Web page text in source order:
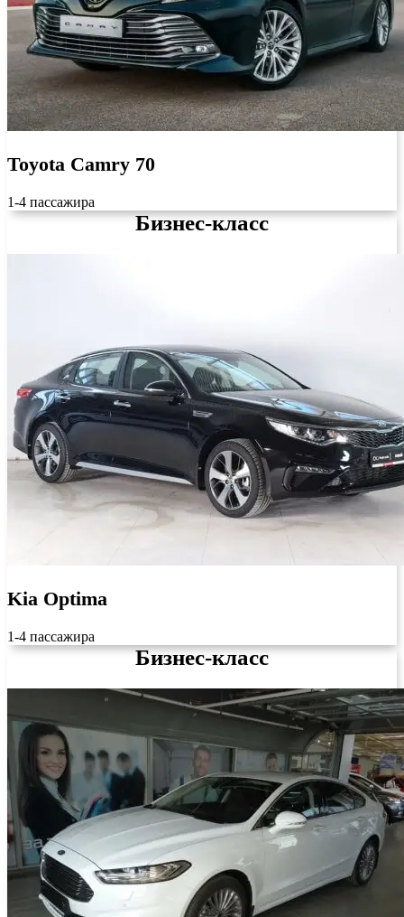
Toyota Camry 70
1-4 пассажира
Бизнес-класс
Kia Optima
1-4 пассажира
Бизнес-класс